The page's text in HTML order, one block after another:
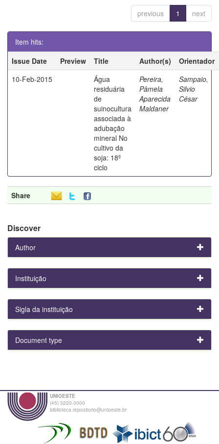
previous 1 next
Item hits:
Issue Date
Preview Title Author(s)
Orientador
10-Feb-2015
Água
residuária
de
suinocultura
associada à
adubação
mineral No
cultivo da
soja: 18º
ciclo
Pereira,
Pâmela
Aparecida
Maldaner
Sampaio,
Silvio
César
Share
Discover
Author
Instituição
Sigla da instituição
Document type
UNIOESTE
(45) 3220-3000
biblioteca.repositorio@unioeste.br